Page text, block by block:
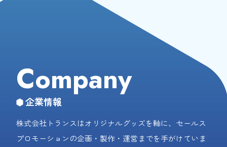
Company
企業情報
株式会社トランスはオリジナルグッズを軸に、セールス
プロモーションの企画・製作・運営までを手がけていま